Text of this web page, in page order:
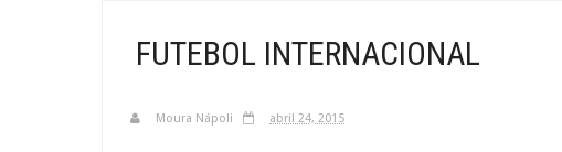
FUTEBOL INTERNACIONAL
Moura Nápoli abril 24, 2015